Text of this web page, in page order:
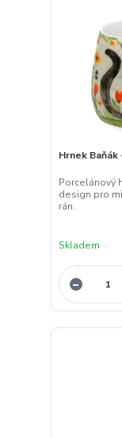
Hrnek Baňák
Porcelánový
design pro
rán.
Skladem